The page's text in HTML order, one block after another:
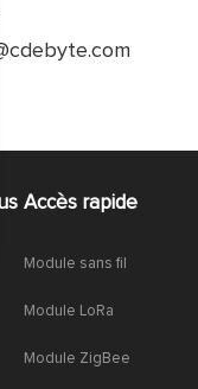
Accès rapide
Module sans fil
Module LoRa
Module ZigBee